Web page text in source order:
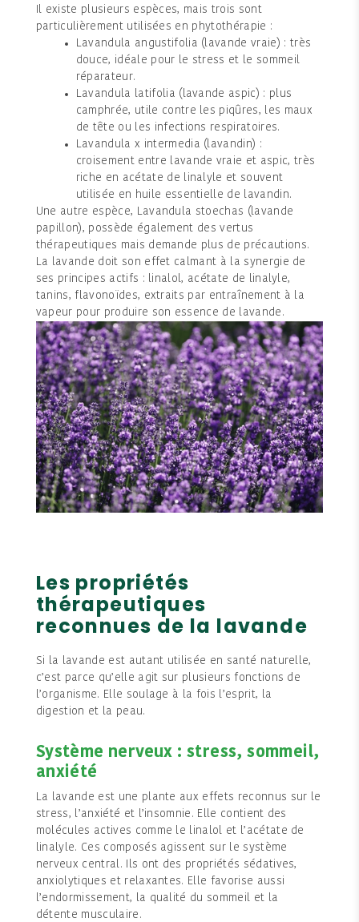
Il existe plusieurs espèces, mais trois sont
particulièrement utilisées en phytothérapie :
Lavandula angustifolia (lavande vraie) : très
douce, idéale pour le stress et le sommeil
réparateur.
Lavandula latifolia (lavande aspic) : plus
camphrée, utile contre les piqûres, les maux
de tête ou les infections respiratoires.
Lavandula x intermedia (lavandin) :
croisement entre lavande vraie et aspic, très
riche en acétate de linalyle et souvent
utilisée en huile essentielle de lavandin.
Une autre espèce, Lavandula stoechas (lavande
papillon), possède également des vertus
thérapeutiques mais demande plus de précautions.
La lavande doit son effet calmant à la synergie de
ses principes actifs : linalol, acétate de linalyle,
tanins, flavonoïdes, extraits par entraînement à la
vapeur pour produire son essence de lavande.
Les propriétés
thérapeutiques
reconnues de la lavande
Si la lavande est autant utilisée en santé naturelle,
c’est parce qu’elle agit sur plusieurs fonctions de
l’organisme. Elle soulage à la fois l’esprit, la
digestion et la peau.
Système nerveux : stress, sommeil,
anxiété
La lavande est une plante aux effets reconnus sur le
stress, l’anxiété et l’insomnie. Elle contient des
molécules actives comme le linalol et l’acétate de
linalyle. Ces composés agissent sur le système
nerveux central. Ils ont des propriétés sédatives,
anxiolytiques et relaxantes. Elle favorise aussi
l’endormissement, la qualité du sommeil et la
détente musculaire.